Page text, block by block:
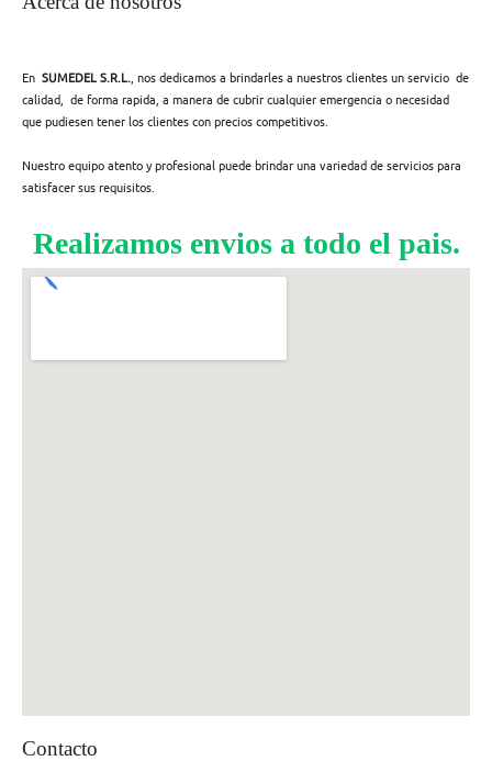
En SUMEDEL S.R.L. , nos dedicamos a brindarles a nuestros clientes un servicio de
calidad, de forma rapida, a manera de cubrir cualquier emergencia o necesidad
que pudiesen tener los clientes con precios competitivos.
Nuestro equipo atento y profesional puede brindar una variedad de servicios para
satisfacer sus requisitos.
Realizamos envios a todo el pais.
Contacto